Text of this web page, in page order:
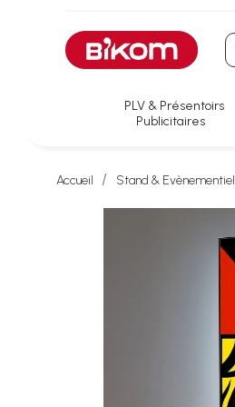
PLV & Présentoirs
Publicitaires
Accueil Stand & Evènementiel